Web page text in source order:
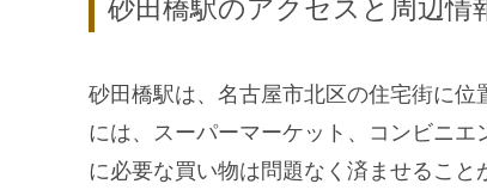
砂田橋駅のアクセスと周辺情
砂田橋駅は、名古屋市北区の住宅街に
には、スーパーマーケット、コンビニ
に必要な買い物は問題なく済ませるこ